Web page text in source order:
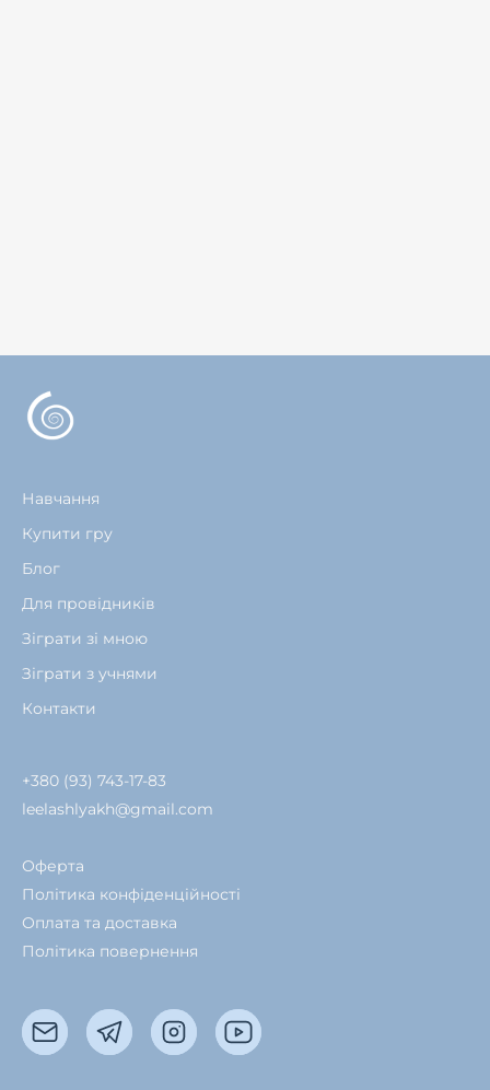
Навчання
Купити гру
Блог
Для провідників
Зіграти зі мною
Зіграти з учнями
Контакти
+380 (93) 743-17-83
leelashlyakh@gmail.com
Оферта
Політика конфіденційності
Оплата та доставка
Політика повернення